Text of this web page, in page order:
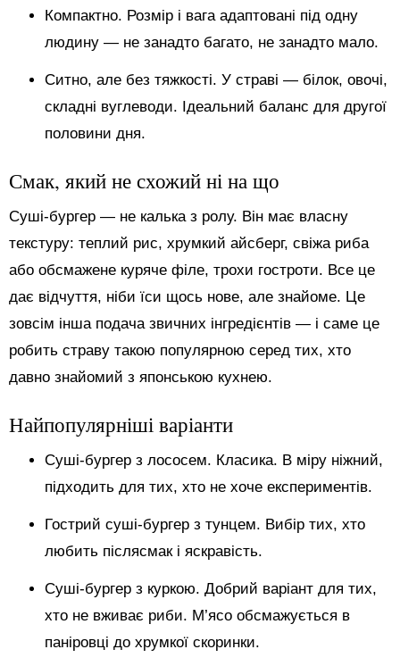
Компактно. Розмір і вага адаптовані під одну
людину — не занадто багато, не занадто мало.
Ситно, але без тяжкості. У страві — білок, овочі,
складні вуглеводи. Ідеальний баланс для другої
половини дня.
Смак, який не схожий ні на що
Суші-бургер — не калька з ролу. Він має власну
текстуру: теплий рис, хрумкий айсберг, свіжа риба
або обсмажене куряче філе, трохи гостроти. Все це
дає відчуття, ніби їси щось нове, але знайоме. Це
зовсім інша подача звичних інгредієнтів — і саме це
робить страву такою популярною серед тих, хто
давно знайомий з японською кухнею.
Найпопулярніші варіанти
Суші-бургер з лососем. Класика. В міру ніжний,
підходить для тих, хто не хоче експериментів.
Гострий суші-бургер з тунцем. Вибір тих, хто
любить післясмак і яскравість.
Суші-бургер з куркою. Добрий варіант для тих,
хто не вживає риби. М’ясо обсмажується в
паніровці до хрумкої скоринки.